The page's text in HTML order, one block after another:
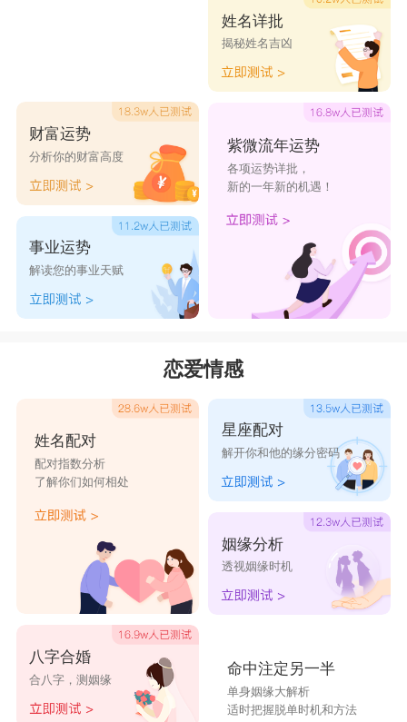
陈静珞 陈忆熹
陈菲娇
财富运势
分析你的财富高度
事业运势
解读您的事业天赋
姓名详批
揭秘姓名吉凶
紫微流年运势
各项运势详批，
新的一年新的机遇！
恋爱情感
姓名配对
配对指数分析
了解你们如何相处
八字合婚
合八字，测姻缘
星座配对
解开你和他的缘分密码
姻缘分析
透视姻缘时机
命中注定另一半
单身姻缘大解析
适时把握脱单时机和方法